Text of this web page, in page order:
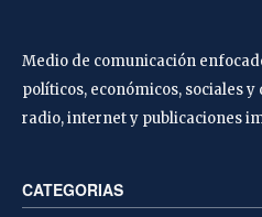
Medio de comunicación
políticos, económicos, sociales
radio, internet y publicaciones
CATEGORIAS